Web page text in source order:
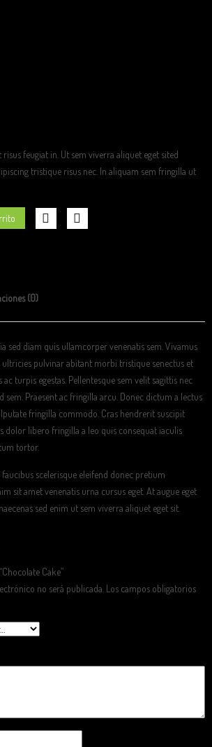
feugiat in. Ut sem viverra aliquet eget sited
tristique risus nec. In aliquam sem fringilla ut
(0)
sed diam quis ullamcorper venenatis sem. Vivamus
pulvinar abitant morbi tristique senectus et
turpis egestas. Pellentesque sem velit sagittis nec
sem. Praesent ac fringilla arcu. Donec dictum a lectus
fringilla commodo. Cras hendrerit suscipit
dolor libero fringilla a leo quis consequat iaculis
tortor.
faucibus scelerisque eleifend donec pretium
sit amet venenatis urna cursus eget. At augue eget
sed enim ut sem viverra aliquet eget sit.
Cake”
no será publicada. Los campos obligatorios